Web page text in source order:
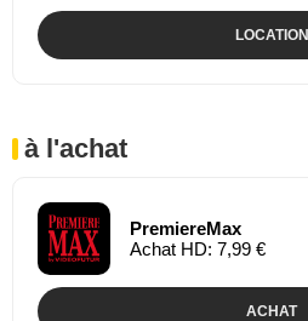
LOCATION
à l'achat
PremiereMax
Achat HD: 7,99 €
ACHAT